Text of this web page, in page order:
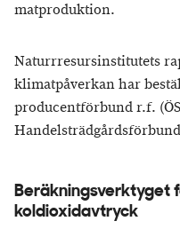
matproduktion.
Naturrresursinstitutets
klimatpåverkan har
producentförbund r.f.
Beräkningsverktyget
koldioxidavtryck